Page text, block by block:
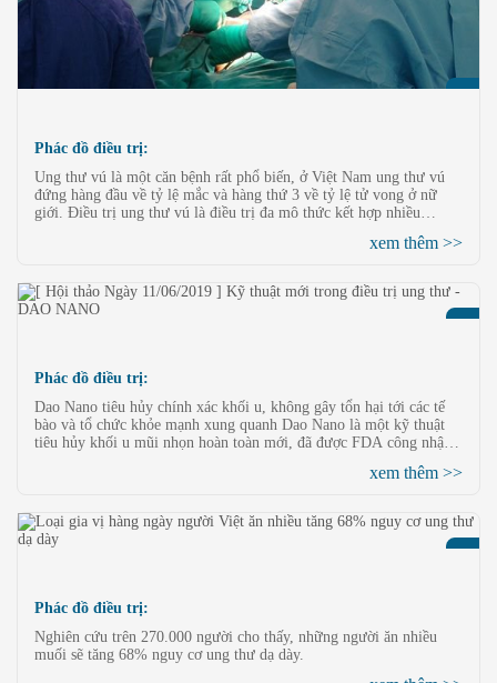
Phác đồ điều trị:
Ung thư vú là một căn bệnh rất phổ biến, ở Việt Nam ung thư vú
đứng hàng đầu về tỷ lệ mắc và hàng thứ 3 về tỷ lệ tử vong ở nữ
giới. Điều trị ung thư vú là điều trị đa mô thức kết hợp nhiều
nhằm đem lại hiệu quả điều trị cao nhất cho người bệnh.xem thêm >>
Phác đồ điều trị:
Dao Nano tiêu hủy chính xác khối u, không gây tổn hại tới các tế
bào và tổ chức khỏe mạnh xung quanh Dao Nano là một kỹ thuật
tiêu hủy khối u mũi nhọn hoàn toàn mới, đã được FDA công nhận
Liên minh Châu Âu, thích hợp cho điều trị các bệnh lý u thực thể
thư ống mật
xem thêm >>
Phác đồ điều trị:
Nghiên cứu trên 270.000 người cho thấy, những người ăn nhiều
muối sẽ tăng 68% nguy cơ ung thư dạ dày.